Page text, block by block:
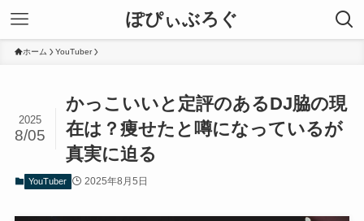
ぽぴぃぶろぐ
ホーム YouTuber
かっこいいと定評のあるDJ脇の現
在は？痩せたと噂になっているが
真実に迫る
2025
8/05
YouTuber 2025年8月5日